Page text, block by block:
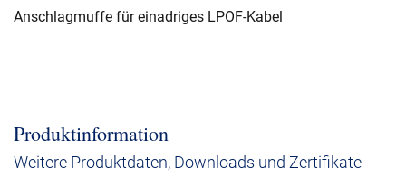
Anschlagmuffe für einadriges LPOF-Kabel
Produktinformation
Weitere Produktdaten, Downloads und Zertifikate